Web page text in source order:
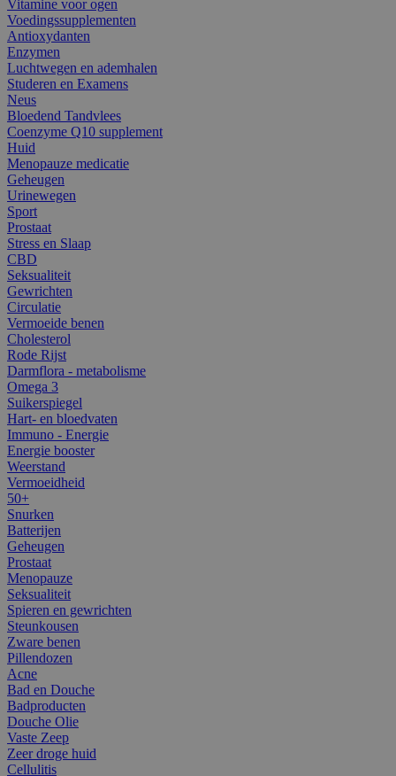
Vitamine voor ogen
Voedingssupplementen
Antioxydanten
Enzymen
Luchtwegen en ademhalen
Studeren en Examens
Neus
Bloedend Tandvlees
Coenzyme Q10 supplement
Huid
Menopauze medicatie
Geheugen
Urinewegen
Sport
Prostaat
Stress en Slaap
CBD
Seksualiteit
Gewrichten
Circulatie
Vermoeide benen
Cholesterol
Rode Rijst
Darmflora - metabolisme
Omega 3
Suikerspiegel
Hart- en bloedvaten
Immuno - Energie
Energie booster
Weerstand
Vermoeidheid
50+
Snurken
Batterijen
Geheugen
Prostaat
Menopauze
Seksualiteit
Spieren en gewrichten
Steunkousen
Zware benen
Pillendozen
Acne
Bad en Douche
Badproducten
Douche Olie
Vaste Zeep
Zeer droge huid
Cellulitis